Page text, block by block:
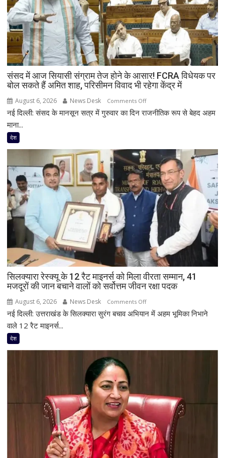
संसद में आज सियासी संग्राम तेज होने के आसार! FCRA विधेयक पर
बोल सकते हैं अमित शाह, परिसीमन विवाद भी रहेगा केंद्र में
August 6, 2026 News Desk Comments Offon
संसद
संग्राम
तेज
होने
के
आसार!
FCRA
विधेयक
पर
बोल
सकते
हैं
अमित
शाह,
परिसीमन
विवाद
नई दिल्ली: संसद के मानसून सत्र में गुरुवार का दिन राजनीतिक रूप से बेहद अहम
माना...
देश
सिलक्यारा रेस्क्यू के 12 रैट माइनर्स को मिला वीरता सम्मान, 41
मजदूरों की जान बचाने वालों को सर्वोत्तम जीवन रक्षा पदक
August 6, 2026 News Desk Comments Offon
सिलक्यारा
वीरता
सम्मान,
41
मजदूरों
की
जान
नई दिल्ली: उत्तराखंड के सिलक्यारा सुरंग बचाव अभियान में अहम भूमिका निभाने
वाले 12 रैट माइनर्स...
देश